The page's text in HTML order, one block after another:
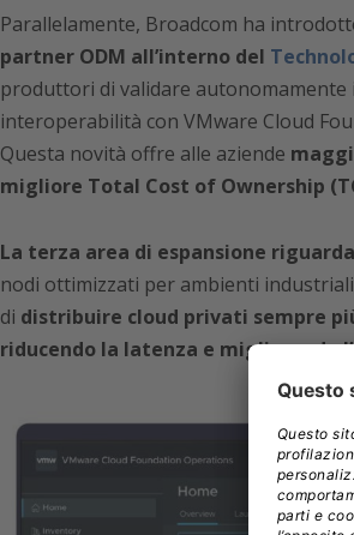
Parallelamente, Broadcom ha
partner ODM all’interno del
produttori di validare autonomamente
interoperabilità con VMware Cloud
Questa novità offre alle aziende
migliore Total Cost of Ownership
La terza area di espansione
nodi ottimizzati per ambienti
di distribuire cloud privati sempre
riducendo la latenza e migliorando